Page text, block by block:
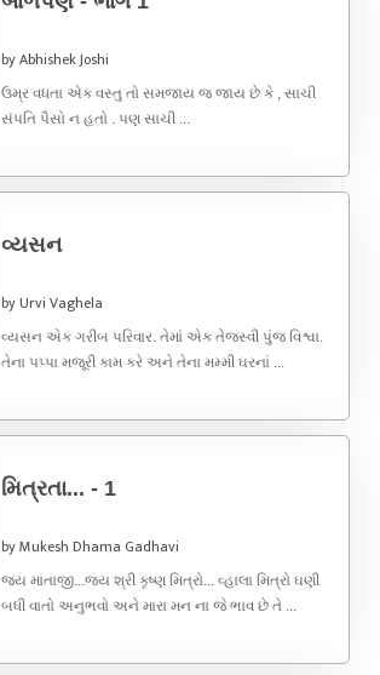
by Abhishek Joshi
ઉમ્ર વધતા એક વસ્તુ તો સમજાય જ જાય છે કે , સાચી
સંપતિ પૈસો ન હતો . પણ સાચી ...
વ્યસન
by Urvi Vaghela
વ્યસન એક ગરીબ પરિવાર. તેમાં એક તેજસ્વી પુંજ વિશ્વા.
તેના પપ્પા મજૂરી કામ કરે અને તેના મમ્મી ઘરનાં ...
મિત્રતા... - 1
by Mukesh Dhama Gadhavi
જય માતાજી...જય શ્રી કૃષ્ણ મિત્રો... વ્હાલા મિત્રો ઘણી
બધી વાતો અનુભવો અને મારા મન ના જે ભાવ છે તે ...